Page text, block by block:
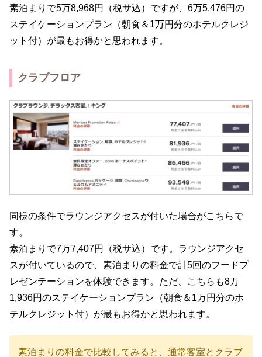
素泊まりで5万8,968円（税サ込）ですが、6万5,476円の
ステイケーションプラン（朝食＆1万円分のホテルクレジ
ット付）が最もお得かと思われます。
クラブフロア
同様の条件でラウンジアクセスが付いた場合がこちらで
す。
素泊まりで7万7,407円（税サ込）です。ラウンジアクセ
スが付いているので、素泊まりの料金で計5回のフードプ
レゼンテーションを体験できます。ただ、こちらも8万
1,936円のステイケーションプラン（朝食＆1万円分のホ
テルクレジット付）が最もお得かと思われます。
素泊まりの料金で比較してみると、通常客室とクラブ